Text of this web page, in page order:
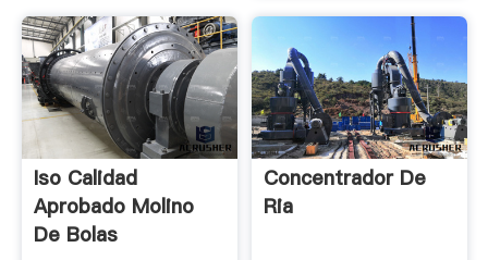
Iso Calidad
Aprobado Molino
De Bolas
Concentrador De
Ria